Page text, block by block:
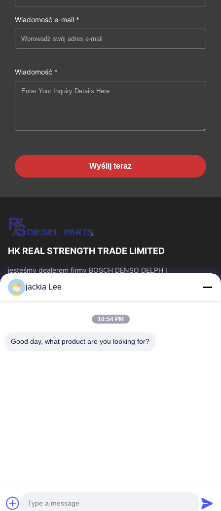
Wiadomość e-mail *
Wiadomość *
Wyślij teraz
HK REAL STRENGTH TRADE LIMITED
jesteśmy dealerem firmy BOSCH DENSO DELPH I
CATERPILLAR VOLVO CUMMINS TOYOTA ISUZU. Numer
WhatsApp: 0086 159 2067 9523.
Szybkie Linki
Produkty
O Nas
Wycieczka Po Fabryce
jackia Lee
10:54 PM
Good day, what product are you looking for?